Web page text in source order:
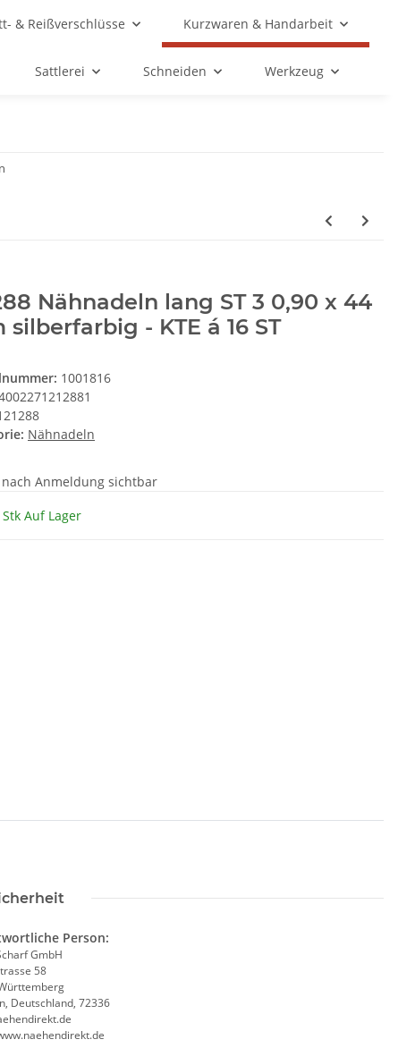
& Reißverschlüsse Kurzwaren & Handarbeit
Sattlerei Schneiden Werkzeug
Nähnadeln lang ST 3 0,90 x 44
silberfarbig - KTE á 16 ST
1001816
Nähnadeln
nach Anmeldung sichtbar
Stk Auf Lager
Person:
GmbH
58
Deutschland, 72336